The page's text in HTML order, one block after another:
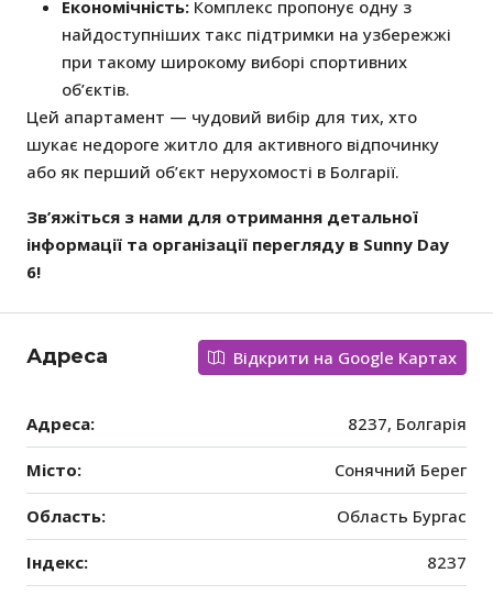
Економічність: Комплекс пропонує одну з
найдоступніших такс підтримки на узбережжі
при такому широкому виборі спортивних
об’єктів.
Цей апартамент — чудовий вибір для тих, хто
шукає недороге житло для активного відпочинку
або як перший об’єкт нерухомості в Болгарії.
Зв’яжіться з нами для отримання детальної
інформації та організації перегляду в Sunny Day
6!
Адреса Відкрити на Google Картах
Адреса: 8237, Болгарія
Місто: Сонячний Берег
Область: Область Бургас
Індекс: 8237